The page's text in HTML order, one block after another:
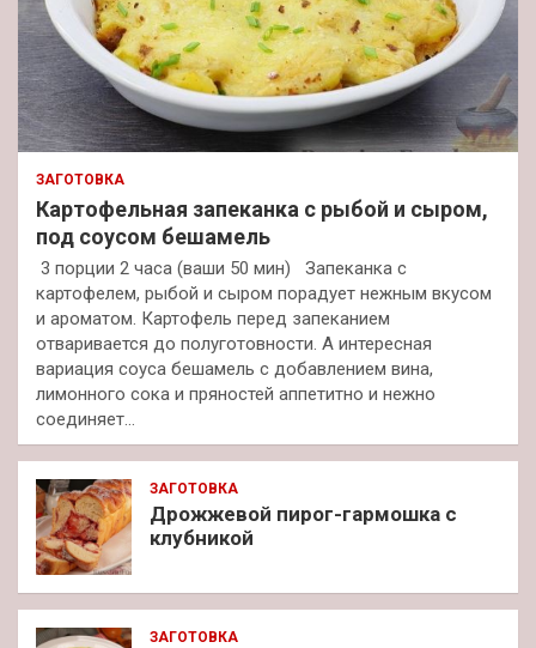
ЗАГОТОВКА
Картофельная запеканка с рыбой и сыром,
под соусом бешамель
3 порции 2 часа (ваши 50 мин) Запеканка с
картофелем, рыбой и сыром порадует нежным вкусом
и ароматом. Картофель перед запеканием
отваривается до полуготовности. А интересная
вариация соуса бешамель с добавлением вина,
лимонного сока и пряностей аппетитно и нежно
соединяет…
ЗАГОТОВКА
Дрожжевой пирог-гармошка с
клубникой
ЗАГОТОВКА